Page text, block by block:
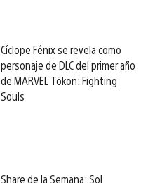
Cíclope Fénix se revela como
personaje de DLC del primer año
de MARVEL Tōkon: Fighting
Souls
Share de la Semana: Sol